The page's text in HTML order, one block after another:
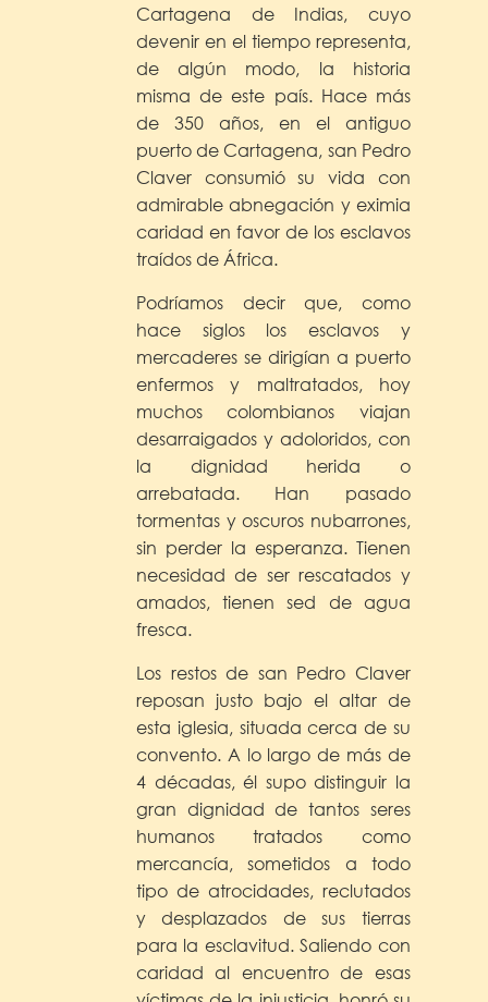
Cartagena de Indias, cuyo
devenir en el tiempo representa,
de algún modo, la historia
misma de este país. Hace más
de 350 años, en el antiguo
puerto de Cartagena, san Pedro
Claver consumió su vida con
admirable abnegación y eximia
caridad en favor de los esclavos
traídos de África.
Podríamos decir que, como
hace siglos los esclavos y
mercaderes se dirigían a puerto
enfermos y maltratados, hoy
muchos colombianos viajan
desarraigados y adoloridos, con
la dignidad herida o
arrebatada. Han pasado
tormentas y oscuros nubarrones,
sin perder la esperanza. Tienen
necesidad de ser rescatados y
amados, tienen sed de agua
fresca.
Los restos de san Pedro Claver
reposan justo bajo el altar de
esta iglesia, situada cerca de su
convento. A lo largo de más de
4 décadas, él supo distinguir la
gran dignidad de tantos seres
humanos tratados como
mercancía, sometidos a todo
tipo de atrocidades, reclutados
y desplazados de sus tierras
para la esclavitud. Saliendo con
caridad al encuentro de esas